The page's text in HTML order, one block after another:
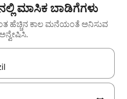
ಮಾಸಿಕ ಬಾಡಿಗೆಗಳು
ಹೆಚ್ಚಿನ ಕಾಲ ಮನೆಯಂತೆ ಅನಿಸುವ
ಮತ್ತು ಡೌನ್ ಬಾಣದ ಕೀಲಿಗಳೊಂದಿಗೆ